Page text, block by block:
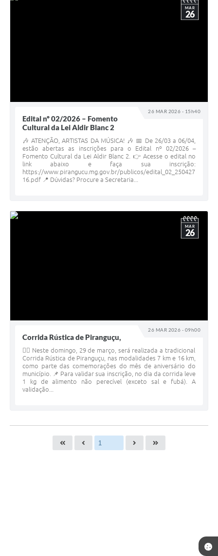
26 MAR 2026 - 15h40
MAR
26
Edital nº 02/2026 – Fomento
Cultural da Lei Aldir Blanc 2
🎶 ATENÇÃO, ARTISTAS DA MÚSICA! 🎶 📅 De 26/03 a 06/04,
estão abertas as inscrições para o Edital nº 02/2026 –
Fomento Cultural da Lei Aldir Blanc 2. 👉 Acesse o edital no
link abaixo e faça sua inscrição:
https://www.pirangucu.mg.gov.br/publicos/edital_02_250427
16.pdf 📍 Dúvidas? Procure a Secretaria...
26 MAR 2026 - 09h00
MAR
26
Corrida Rústica de Piranguçu,
🚴‍♂️ Neste domingo, 29 de março, será realizada a tradicional
Corrida Rústica de Piranguçu, nas modalidades 7 km e 16 km,
como parte das comemorações do mês de aniversário do
município. 📌 Para validar sua inscrição, no dia da corrida leve
1 kg de alimento não perecível (exceto sal e fubá). A
validação...